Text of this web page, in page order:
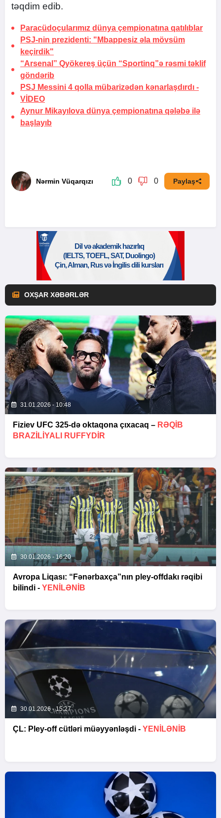
təqdim edib.
Paracüdoçularımız dünya çempionatına qatılıblar
PSJ-nin prezidenti: "Mbappesiz əla mövsüm
keçirdik"
“Arsenal” Qyökereş üçün “Sportinq”ə rəsmi təklif
göndərib
PSJ Messini 4 qolla mübarizədən kənarlaşdırdı -
VİDEO
Aynur Mikayılova dünya çempionatına qələbə ilə
başlayıb
Nərmin Vüqarqızı 0 0 Paylaş
OXŞAR XƏBƏRLƏR
31.01.2026 - 10:48
Fiziev UFC 325-də oktaqona çıxacaq – RƏQIB
BRAZILIYALI RUFFYDIR
30.01.2026 - 16:20
Avropa Liqası: “Fənərbaxça”nın pley-offdakı rəqibi
bilindi - YENİLƏNİB
30.01.2026 - 15:27
ÇL: Pley-off cütləri müəyyənləşdi - YENİLƏNİB